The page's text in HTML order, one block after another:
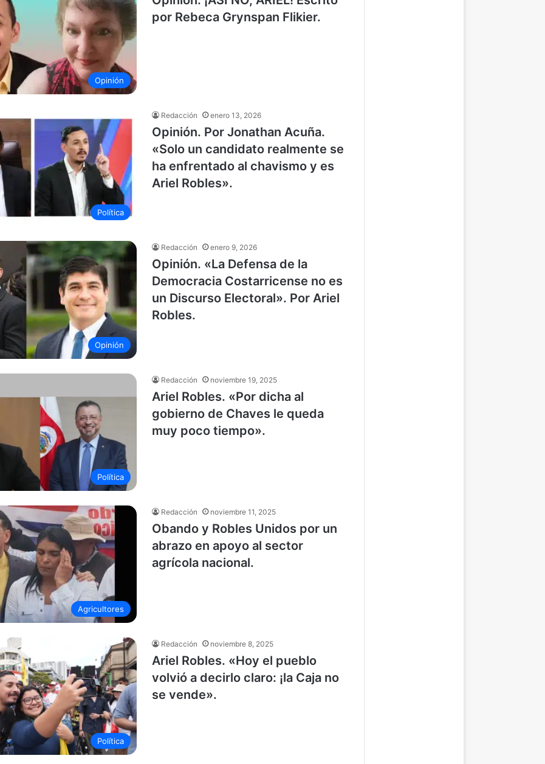
Opinión
por Rebeca Grynspan Flikier.
Política
Redacción enero 13, 2026
Opinión. Por Jonathan Acuña.
«Solo un candidato realmente se
ha enfrentado al chavismo y es
Ariel Robles».
Opinión
Redacción enero 9, 2026
Opinión. «La Defensa de la
Democracia Costarricense no es
un Discurso Electoral». Por Ariel
Robles.
Política
Redacción noviembre 19, 2025
Ariel Robles. «Por dicha al
gobierno de Chaves le queda
muy poco tiempo».
Agricultores
Redacción noviembre 11, 2025
Obando y Robles Unidos por un
abrazo en apoyo al sector
agrícola nacional.
Política
Redacción noviembre 8, 2025
Ariel Robles. «Hoy el pueblo
volvió a decirlo claro: ¡la Caja no
se vende».